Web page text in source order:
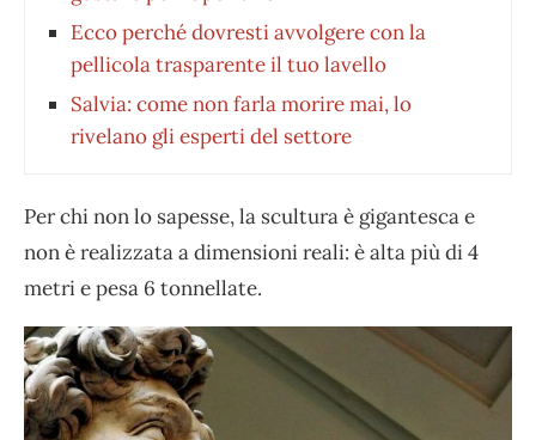
Ecco perché dovresti avvolgere con la
pellicola trasparente il tuo lavello
Salvia: come non farla morire mai, lo
rivelano gli esperti del settore
Per chi non lo sapesse, la scultura è gigantesca e
non è realizzata a dimensioni reali: è alta più di 4
metri e pesa 6 tonnellate.